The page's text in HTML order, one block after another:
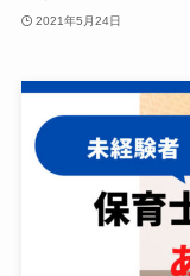
2021年5月24日